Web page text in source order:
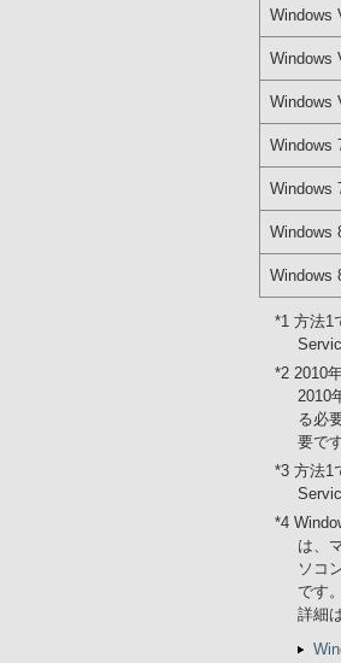
Windows
Windows
Windows
Windows
Windows
Windows
Windows
*1 方法1
*2 2010
2010
る必
要で
*3 方法1
*4
は、
ソコ
です
詳細